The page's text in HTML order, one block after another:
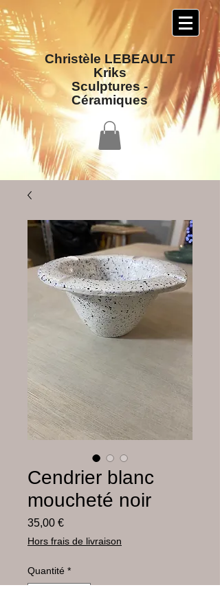
Christèle LEBEAULT
Kriks
Sculptures​ -
Céramiques
Cendrier blanc
moucheté noir
35,00 €Prix
Hors frais de livraison
Quantité *